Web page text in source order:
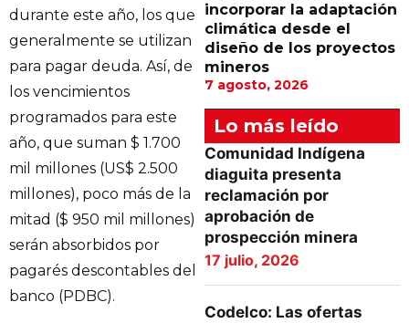
durante este año, los que
generalmente se utilizan
para pagar deuda. Así, de
los vencimientos
programados para este
año, que suman $ 1.700
mil millones (US$ 2.500
millones), poco más de la
mitad ($ 950 mil millones)
serán absorbidos por
pagarés descontables del
banco (PDBC).
incorporar la adaptación
climática desde el
diseño de los proyectos
mineros
7 agosto, 2026
Lo más leído
Comunidad Indígena
diaguita presenta
reclamación por
aprobación de
prospección minera
17 julio, 2026
Codelco: Las ofertas